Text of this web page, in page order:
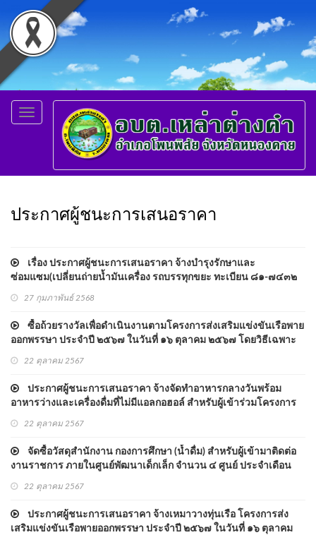
Toggle
navigation
ประกาศผู้ชนะการเสนอราคา
เรื่อง ประกาศผู้ชนะการเสนอราคา จ้างบำรุงรักษาและ
ซ่อมแซม(เปลี่ยนถ่ายน้ำมันเครื่อง รถบรรทุกขยะ ทะเบียน ๘๑-๗๔๓๒
หนองคาย) โดยวิธีเฉพาะเจาะจง
27 กุมภาพันธ์ 2568
ซื้อถ้วยรางวัลเพื่อดำเนินงานตามโครงการส่งเสริมแข่งขันเรือพาย
ออกพรรษา ประจำปี ๒๕๖๗ ในวันที่ ๑๖ ตุลาคม ๒๕๖๗ โดยวิธีเฉพาะ
22 ตุลาคม 2567
ประกาศผู้ชนะการเสนอราคา จ้างจัดทำอาหารกลางวันพร้อม
อาหารว่างและเครื่องดื่มที่ไม่มีแอลกอฮอล์ สำหรับผู้เข้าร่วมโครงการ
22 ตุลาคม 2567
จัดซื้อวัสดุสำนักงาน กองการศึกษา (น้ำดื่ม) สำหรับผู้เข้ามาติดต่อ
งานราชการ ภายในศูนย์พัฒนาเด็กเล็ก จำนวน ๔ ศูนย์ ประจำเดือน
วิธีเฉพาะเจาะจง
22 ตุลาคม 2567
ประกาศผู้ชนะการเสนอราคา จ้างเหมาวางทุ่นเรือ โครงการส่ง
เสริมแข่งขันเรือพายออกพรรษา ประจำปี ๒๕๖๗ ในวันที่ ๑๖ ตุลาคม